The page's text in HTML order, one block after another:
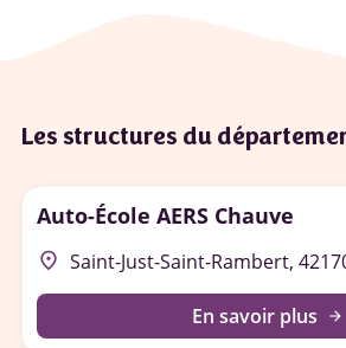
Les structures du
Auto-École AERS Chauve
place Saint-Just-Saint-Rambert,
En savoir plus arrow_forward